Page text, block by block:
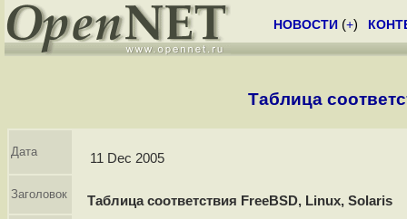
НОВОСТИ (+)
Таблица
Дата 11 Dec 2005
Заголовок Таблица соответствия FreeBSD, Linux, Solaris